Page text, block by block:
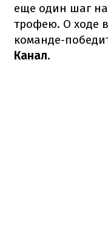
еще один шаг
трофею. О ходе
команде-
Канал.